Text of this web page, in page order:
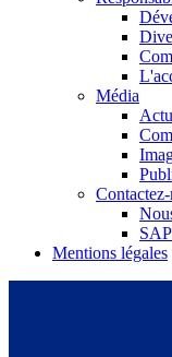
Média
Mentions légales